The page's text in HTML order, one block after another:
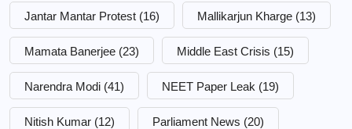
Jantar Mantar Protest (16) Mallikarjun Kharge (13)
Mamata Banerjee (23) Middle East Crisis (15)
Narendra Modi (41) NEET Paper Leak (19)
Nitish Kumar (12) Parliament News (20)